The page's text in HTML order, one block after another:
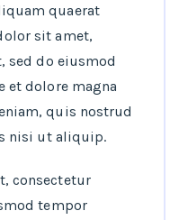
quaerat
sit amet,
sed do eiusmod
dolore magna
quis nostrud
nisi ut aliquip.
consectetur
tempor